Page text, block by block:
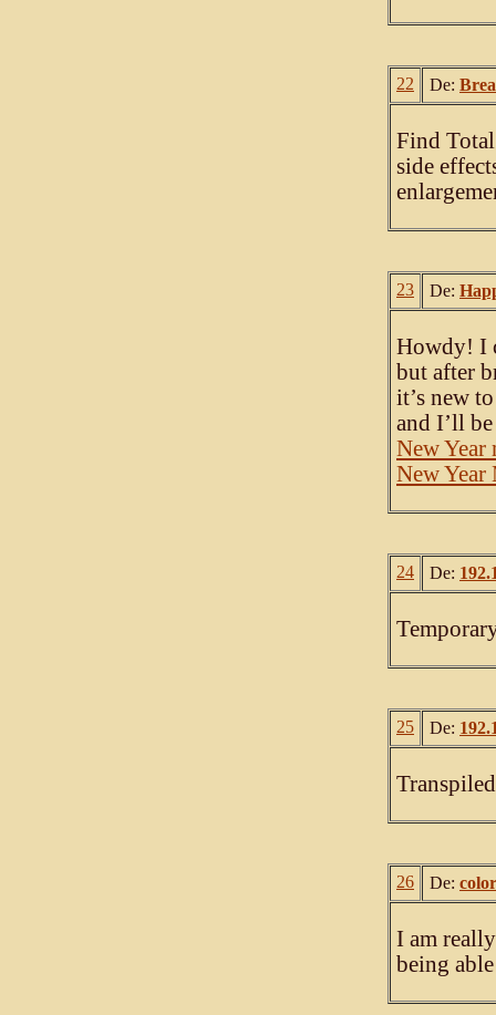
22 De:
Find
side
23 De:
Howdy! I
but after
it’s new
and I’ll
New Year
New Year
24 De:
25 De:
26 De:
I am
being